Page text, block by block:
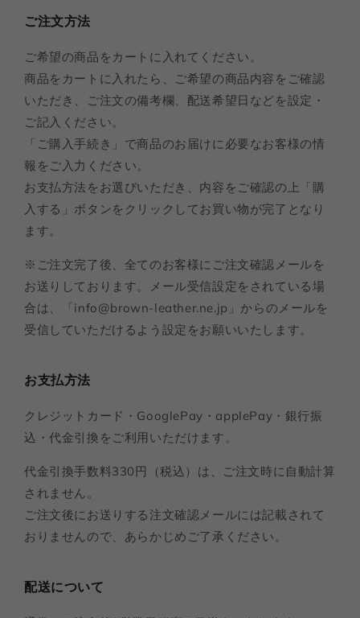
ご注文方法
ご希望の商品をカートに入れてください。
商品をカートに入れたら、ご希望の商品内容をご確認
いただき、ご注文の備考欄、配送希望日などを設定・
ご記入ください。
「ご購入手続き」で商品のお届けに必要なお客様の情
報をご入力ください。
お支払方法をお選びいただき、内容をご確認の上「購
入する」ボタンをクリックしてお買い物が完了となり
ます。
※ご注文完了後、全てのお客様にご注文確認メールを
お送りしております。メール受信設定をされている場
合は、「info@brown-leather.ne.jp」からのメールを
受信していただけるよう設定をお願いいたします。
お支払方法
クレジットカード・GooglePay・applePay・銀行振
込・代金引換をご利用いただけます。
代金引換手数料330円（税込）は、ご注文時に自動計算
されません。
ご注文後にお送りする注文確認メールには記載されて
おりませんので、あらかじめご了承ください。
配送について